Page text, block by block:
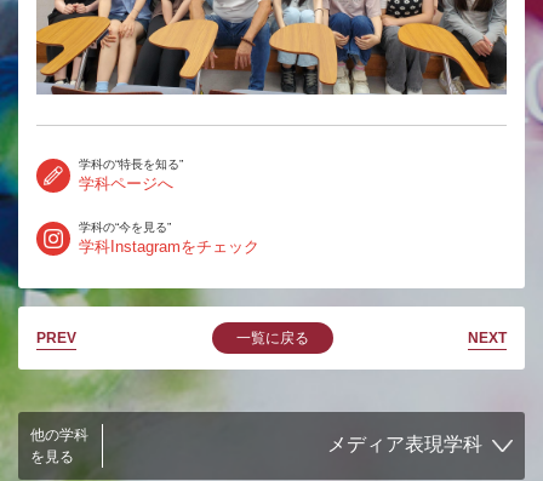
学科の“特長を知る”
学科ページへ
学科の“今を見る”
学科Instagramをチェック
PREV 一覧に戻る NEXT
他の学科
を見る